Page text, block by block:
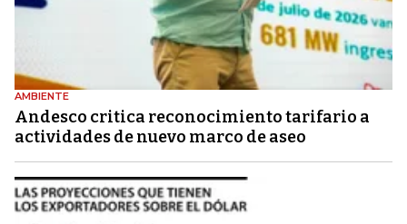
AMBIENTE
Andesco critica reconocimiento tarifario a
actividades de nuevo marco de aseo